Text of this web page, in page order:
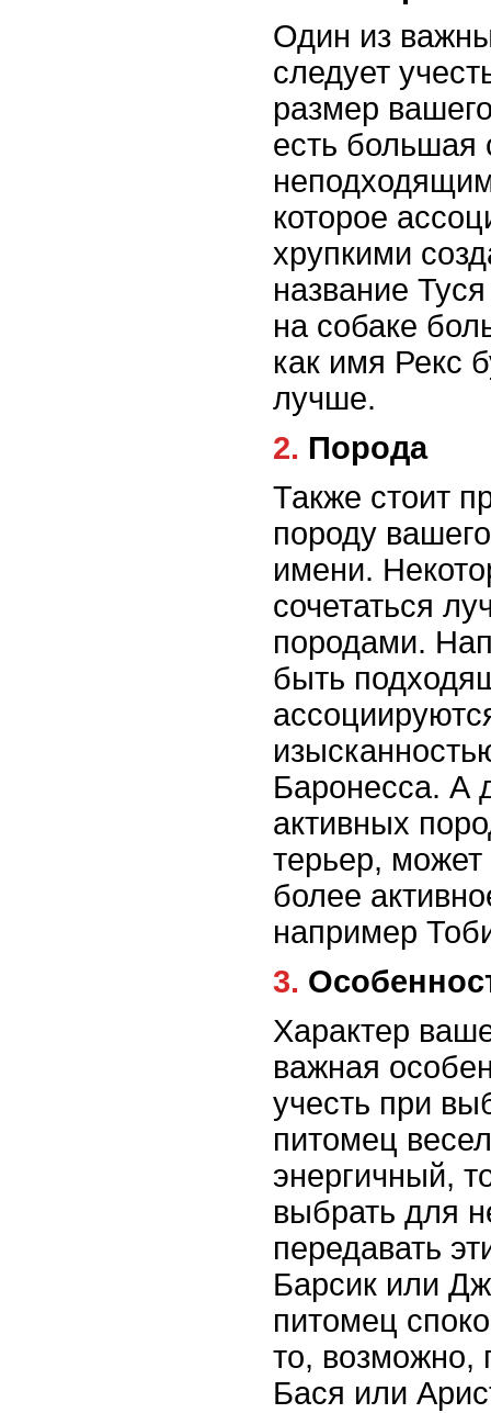
Один из
следует
размер
есть большая
которое
хрупкими
название
на собаке
как имя Рекс
лучше.
2. Порода
Также стоит
породу
имени.
сочетаться
породами.
быть
Баронесса. А
активных
терьер,
более
например
3.
Характер
важная
учесть при
питомец
энергичный,
выбрать для
передавать
Барсик или
питомец
то, возможно,
Бася или